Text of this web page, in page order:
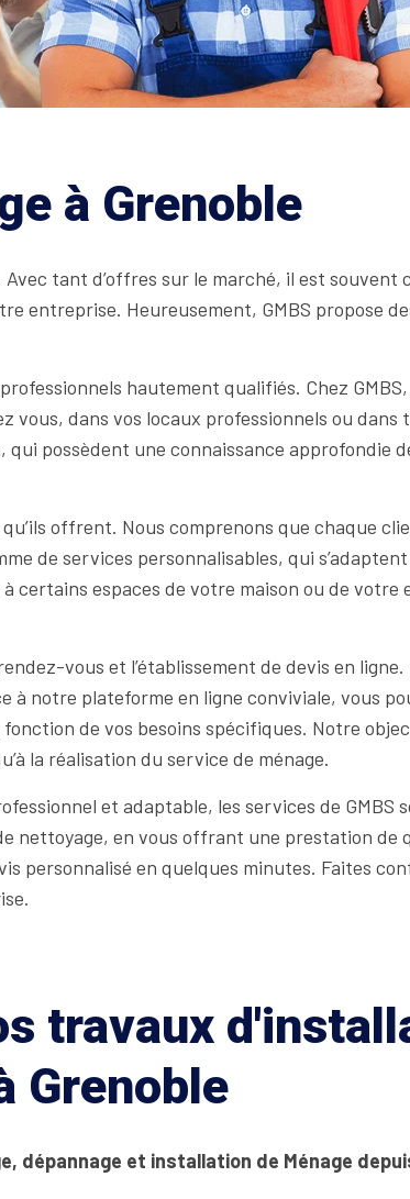
à Grenoble
tant d’offres sur le marché, il est souvent
entreprise. Heureusement, GMBS propose
hautement qualifiés. Chez
dans vos locaux professionnels ou dans
possèdent une connaissance approfondie
offrent. Nous comprenons que chaque
de services personnalisables, qui
espaces de votre maison ou de votre
vous et l’établissement de devis en
notre plateforme en ligne conviviale, vous
de vos besoins spécifiques. Notre
la réalisation du service de ménage.
et adaptable, les services de GMBS
nettoyage, en vous offrant une prestation de
personnalisé en quelques minutes. Faites
travaux
Grenoble
dépannage et installation de Ménage